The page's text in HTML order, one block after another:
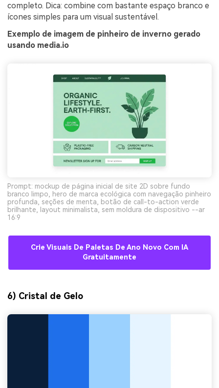
completo. Dica: combine com bastante espaço branco e
ícones simples para um visual sustentável.
Exemplo de imagem de pinheiro de inverno gerado
usando media.io
Prompt: mockup de página inicial de site 2D sobre fundo
branco limpo, hero de marca ecológica com navegação pinheiro
profunda, seções de menta, botão de call-to-action verde
brilhante, layout minimalista, sem moldura de dispositivo --ar
16:9
Crie Visuais De Paletas De Ano Novo Com IA
Gratuitamente
6) Cristal de Gelo